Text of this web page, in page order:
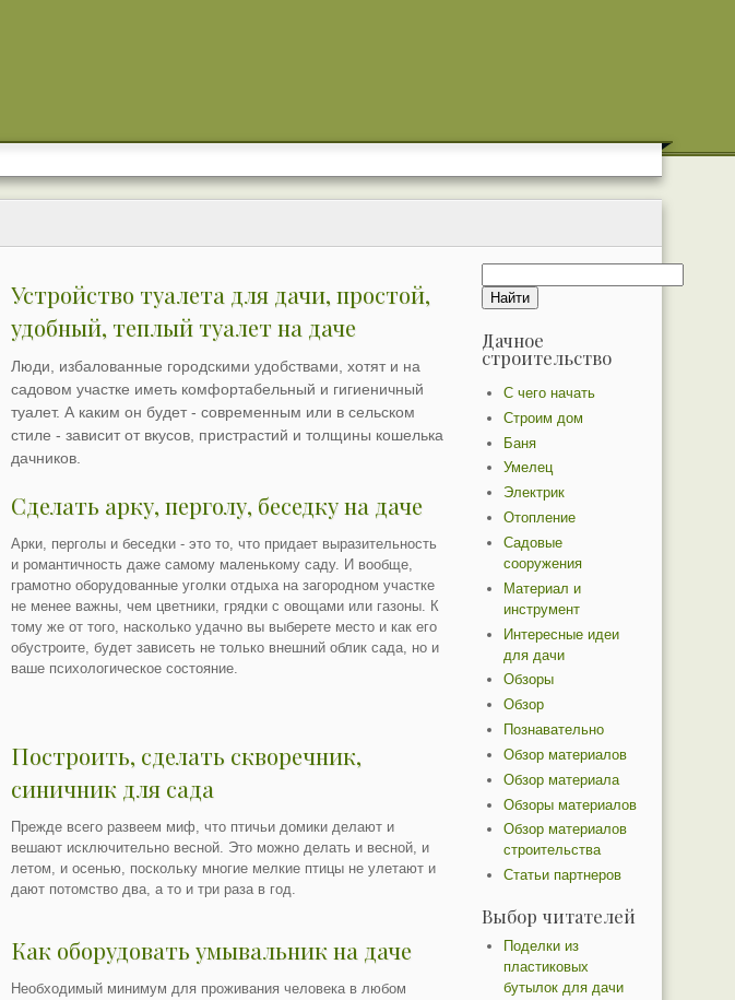
Устройство туалета для дачи, простой,
удобный, теплый туалет на даче
Люди, избалованные городскими удобствами, хотят и на
садовом участке иметь комфортабельный и гигиеничный
туалет. А каким он будет - современным или в сельском
стиле - зависит от вкусов, пристрастий и толщины кошелька
дачников.
Сделать арку, перголу, беседку на даче
Арки, перголы и беседки - это то, что придает выразительность
и романтичность даже самому маленькому саду. И вообще,
грамотно оборудованные уголки отдыха на загородном участке
не менее важны, чем цветники, грядки с овощами или газоны. К
тому же от того, насколько удачно вы выберете место и как его
обустроите, будет зависеть не только внешний облик сада, но и
ваше психологическое состояние.
Построить, сделать скворечник,
синичник для сада
Прежде всего развеем миф, что птичьи домики делают и
вешают исключительно весной. Это можно делать и весной, и
летом, и осенью, поскольку многие мелкие птицы не улетают и
дают потомство два, а то и три раза в год.
Как оборудовать умывальник на даче
Необходимый минимум для проживания человека в любом
Дачное
строительство
С чего начать
Строим дом
Баня
Умелец
Электрик
Отопление
Садовые
сооружения
Материал и
инструмент
Интересные идеи
для дачи
Обзоры
Обзор
Познавательно
Обзор материалов
Обзор материала
Обзоры материалов
Обзор материалов
строительства
Статьи партнеров
Выбор читателей
Поделки из
пластиковых
бутылок для дачи